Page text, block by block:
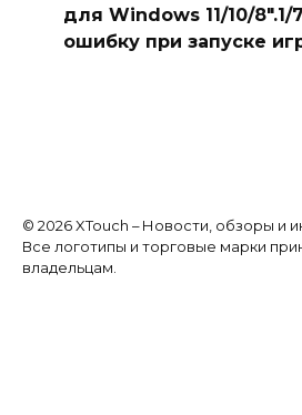
для Windows 11/10/8″.1/
ошибку при запуске
© 2026 XTouch – Новости, обзоры и
Все логотипы и торговые марки
владельцам.